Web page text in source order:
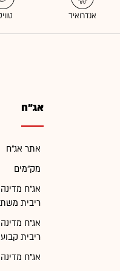
אג"ח
אתר אג"ח
מק"מים
אג"ח
ריבית
אג"ח
ריבית
אג"ח